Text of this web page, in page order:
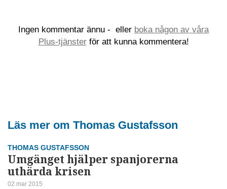
Ingen kommentar ännu - eller boka någon av våra
Plus-tjänsterför att kunna kommentera!
Läs mer om Thomas Gustafsson
THOMAS GUSTAFSSON
Umgänget hjälper spanjorerna
uthärda krisen
02 mar 2015